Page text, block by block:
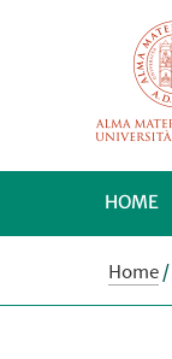
HOME
Home/